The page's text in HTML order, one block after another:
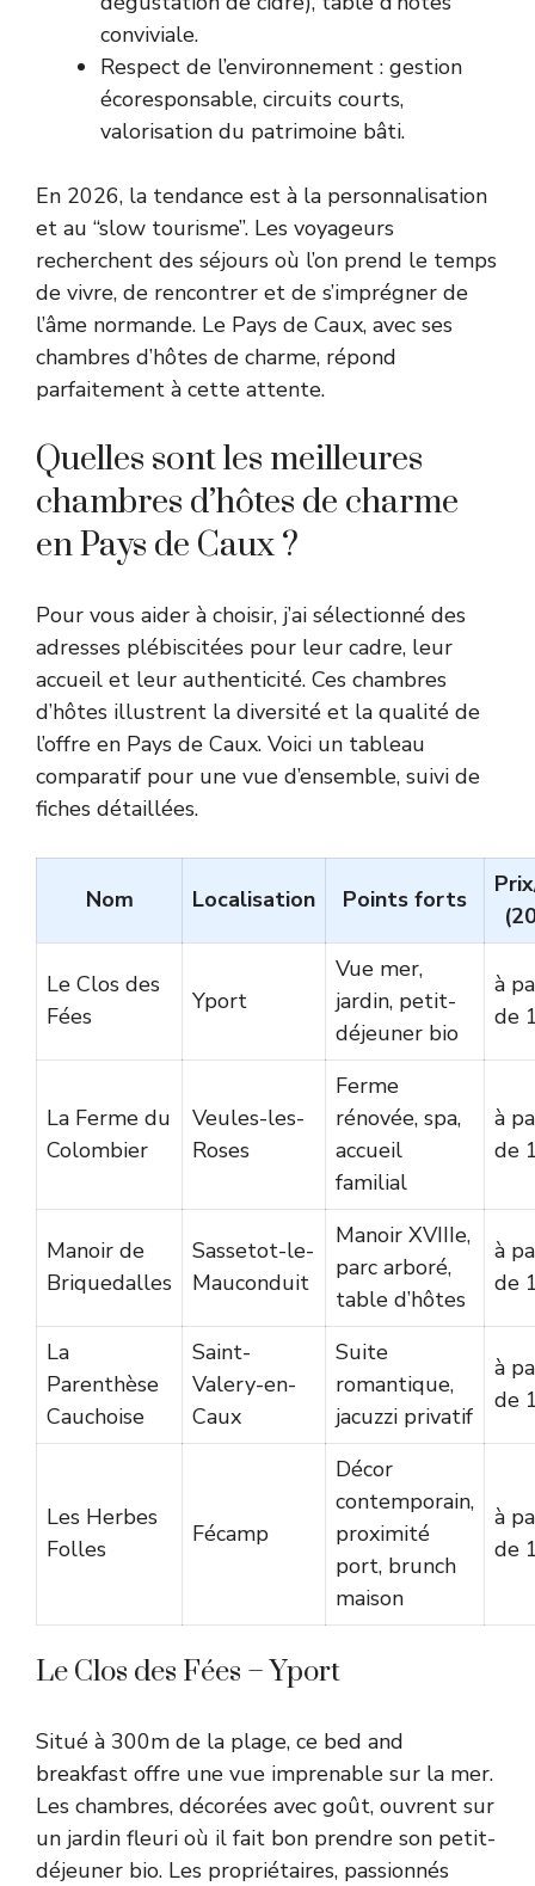
conviviale.
Respect de l’environnement : gestion
écoresponsable, circuits courts,
valorisation du patrimoine bâti.
En 2026, la tendance est à la personnalisation
et au “slow tourisme”. Les voyageurs
recherchent des séjours où l’on prend le temps
de vivre, de rencontrer et de s’imprégner de
l’âme normande. Le Pays de Caux, avec ses
chambres d’hôtes de charme, répond
parfaitement à cette attente.
Quelles sont les meilleures
chambres d’hôtes de charme
en Pays de Caux ?
Pour vous aider à choisir, j’ai sélectionné des
adresses plébiscitées pour leur cadre, leur
accueil et leur authenticité. Ces chambres
d’hôtes illustrent la diversité et la qualité de
l’offre en Pays de Caux. Voici un tableau
comparatif pour une vue d’ensemble, suivi de
fiches détaillées.
Nom Localisation Points forts
Le Clos des
Fées
Yport
Vue mer,
jardin, petit-
déjeuner bio
à
de
La Ferme du
Colombier
Veules-les-
Roses
Ferme
rénovée, spa,
accueil
familial
à
de
Manoir de
Briquedalles
Sassetot-le-
Mauconduit
Manoir XVIIIe,
parc arboré,
table d’hôtes
à
de
La
Parenthèse
Cauchoise
Saint-
Valery-en-
Caux
Suite
romantique,
jacuzzi privatif
à
de
Les Herbes
Folles
Fécamp
Décor
contemporain,
proximité
port, brunch
maison
à
de
Le Clos des Fées – Yport
Situé à 300m de la plage, ce bed and
breakfast offre une vue imprenable sur la mer.
Les chambres, décorées avec goût, ouvrent sur
un jardin fleuri où il fait bon prendre son petit-
déjeuner bio. Les propriétaires, passionnés